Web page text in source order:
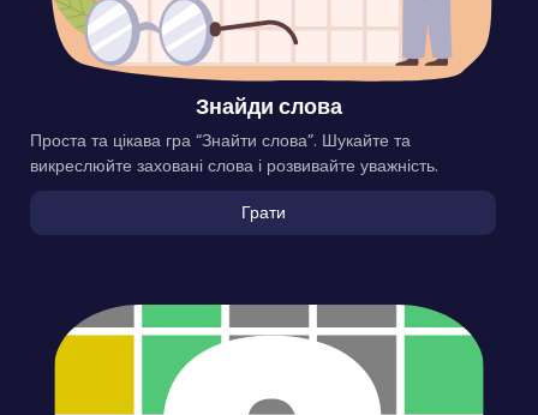
Знайди слова
Проста та цікава гра “Знайти слова”. Шукайте та
викреслюйте заховані слова і розвивайте уважність.
Грати